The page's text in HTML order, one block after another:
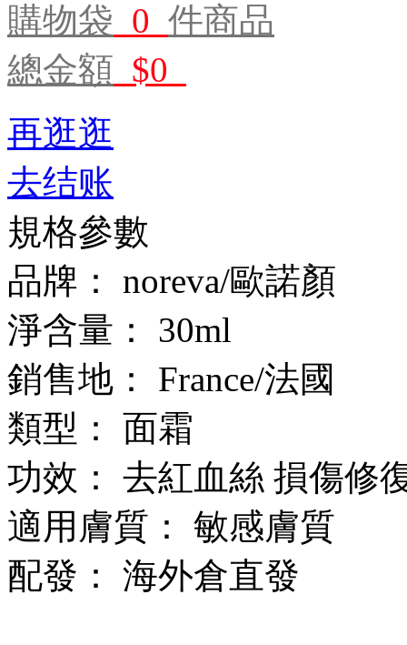
購物袋 0 件商品
總金額 $0
再逛逛
去结账
規格參數
品牌：
noreva/歐諾顏
淨含量：
30ml
銷售地：
France/法國
類型：
面霜
功效：
去紅血絲 損傷修
適用膚質：
敏感膚質
配發：
海外倉直發